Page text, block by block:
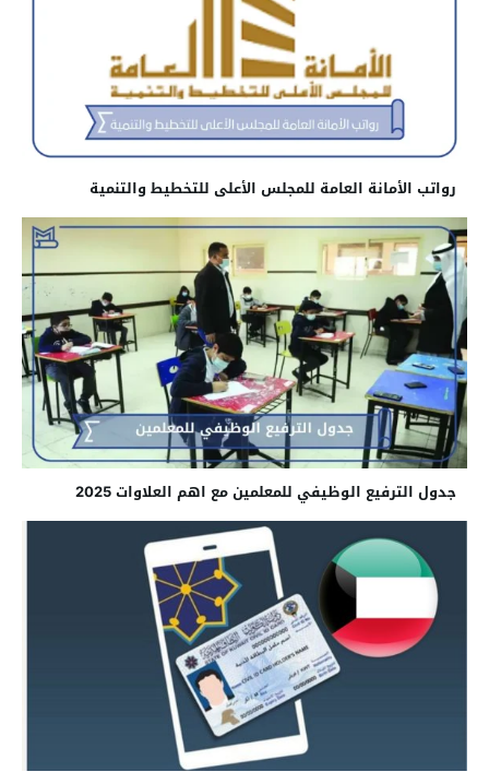
رواتب الأمانة العامة للمجلس الأعلى للتخطيط والتنمية
جدول الترفيع الوظيفي للمعلمين مع اهم العلاوات 2025